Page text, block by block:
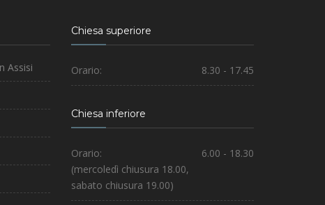
Assisi
Chiesa superiore
Orario: 8.30 - 17.45
Chiesa inferiore
Orario:
6.00 - 18.30
(mercoledì chiusura 18.00,
sabato chiusura 19.00)